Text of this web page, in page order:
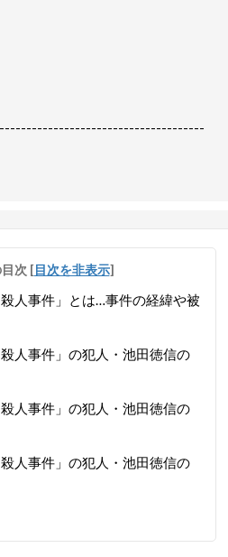
次 [目次を非表示]
殺人事件」とは…事件の経緯や被
人事件」の犯人・池田徳信の
人事件」の犯人・池田徳信の
人事件」の犯人・池田徳信の